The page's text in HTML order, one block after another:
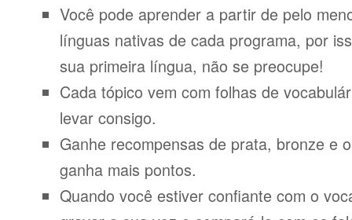
Você pode aprender a partir de pelo
línguas nativas de cada programa, por
sua primeira língua, não se preocupe!
Cada tópico vem com folhas de
levar consigo.
Ganhe recompensas de prata, bronze e
ganha mais pontos.
Quando você estiver confiante com o